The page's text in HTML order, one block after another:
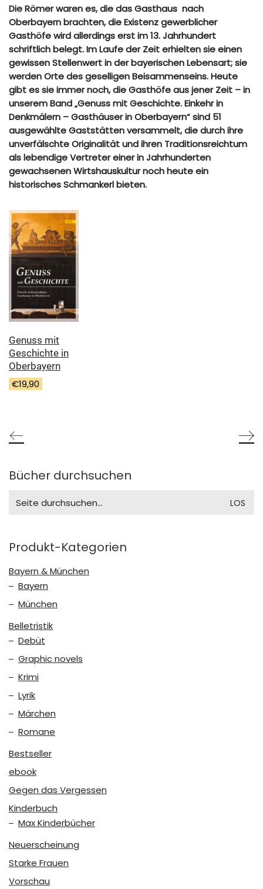
Die Römer waren es, die das Gasthaus nach
Oberbayern brachten, die Existenz gewerblicher
Gasthöfe wird allerdings erst im 13. Jahrhundert
schriftlich belegt. Im Laufe der Zeit erhielten sie einen
gewissen Stellenwert in der bayerischen Lebensart; sie
werden Orte des geselligen Beisammenseins. Heute
gibt es sie immer noch, die Gasthöfe aus jener Zeit – in
unserem Band „Genuss mit Geschichte. Einkehr in
Denkmälern – Gasthäuser in Oberbayern“ sind 51
ausgewählte Gaststätten versammelt, die durch ihre
unverfälschte Originalität und ihren Traditionsreichtum
als lebendige Vertreter einer in Jahrhunderten
gewachsenen Wirtshauskultur noch heute ein
historisches Schmankerl bieten.
Genuss mit
Geschichte in
Oberbayern
€19,90
Bücher durchsuchen
for:
Produkt-Kategorien
Bayern & München
Bayern
München
Belletristik
Debüt
Graphic novels
Krimi
Lyrik
Märchen
Romane
Bestseller
ebook
Gegen das Vergessen
Kinderbuch
Max Kinderbücher
Neuerscheinung
Starke Frauen
Vorschau